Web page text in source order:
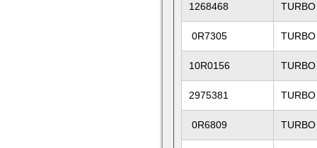
1268468
0R7305
10R0156
2975381
0R6809